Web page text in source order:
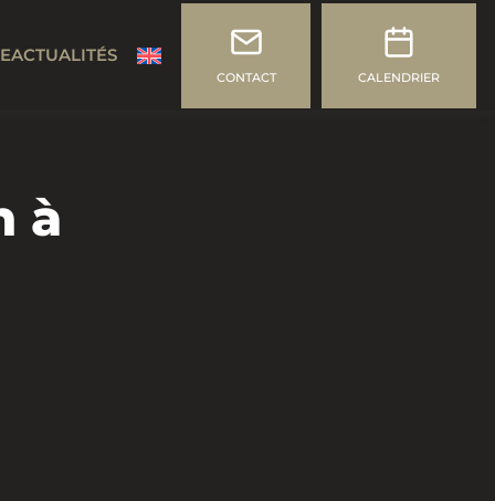
ACTUALITÉS
CONTACT CALENDRIER
à